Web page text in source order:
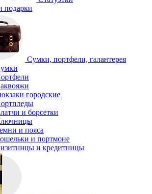
подарки
Сумки, портфели, галантерея
городские
и борсетки
и пояса
и портмоне
и кредитницы